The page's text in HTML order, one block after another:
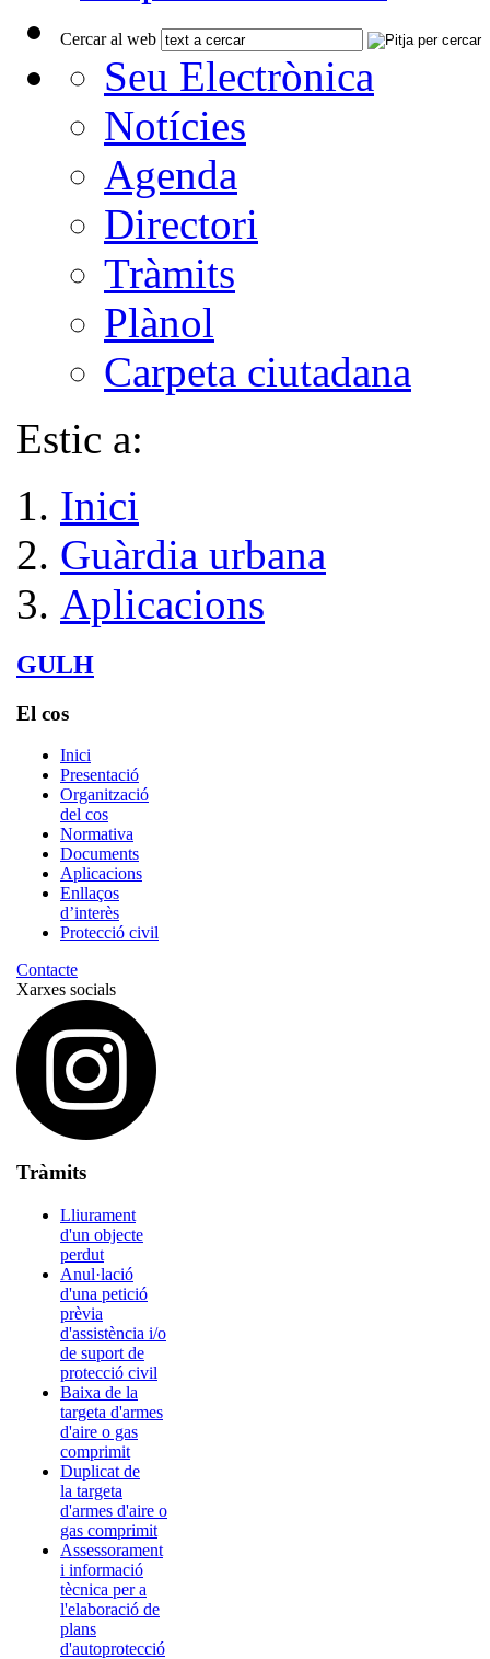
Cercar al web
Seu Electrònica
Notícies
Agenda
Directori
Tràmits
Plànol
Carpeta ciutadana
Estic a:
Inici
Guàrdia urbana
Aplicacions
GULH
El cos
Inici
Presentació
Organització
del cos
Normativa
Documents
Aplicacions
Enllaços
d’interès
Protecció civil
Contacte
Xarxes socials
Tràmits
Lliurament
d'un objecte
perdut
Anul·lació
d'una petició
prèvia
d'assistència i/o
de suport de
protecció civil
Baixa de la
targeta d'armes
d'aire o gas
comprimit
Duplicat de
la targeta
d'armes d'aire o
gas comprimit
Assessorament
i informació
tècnica per a
l'elaboració de
plans
d'autoprotecció